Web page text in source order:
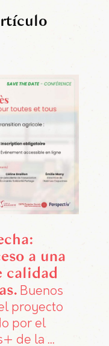
a una
calidad
Buenos
proyecto
por el
de la ...